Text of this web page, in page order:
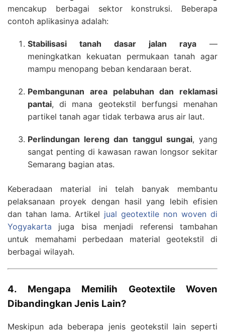
mencakup berbagai sektor konstruksi. Beberapa
contoh aplikasinya adalah:
Stabilisasi tanah dasar jalan raya —
meningkatkan kekuatan permukaan tanah agar
mampu menopang beban kendaraan berat.
Pembangunan area pelabuhan dan reklamasi
pantai, di mana geotekstil berfungsi menahan
partikel tanah agar tidak terbawa arus air laut.
Perlindungan lereng dan tanggul sungai, yang
sangat penting di kawasan rawan longsor sekitar
Semarang bagian atas.
Keberadaan material ini telah banyak membantu
pelaksanaan proyek dengan hasil yang lebih efisien
dan tahan lama. Artikel jual geotextile non woven di
Yogyakarta juga bisa menjadi referensi tambahan
untuk memahami perbedaan material geotekstil di
berbagai wilayah.
4. Mengapa Memilih Geotextile Woven
Dibandingkan Jenis Lain?
Meskipun ada beberapa jenis geotekstil lain seperti